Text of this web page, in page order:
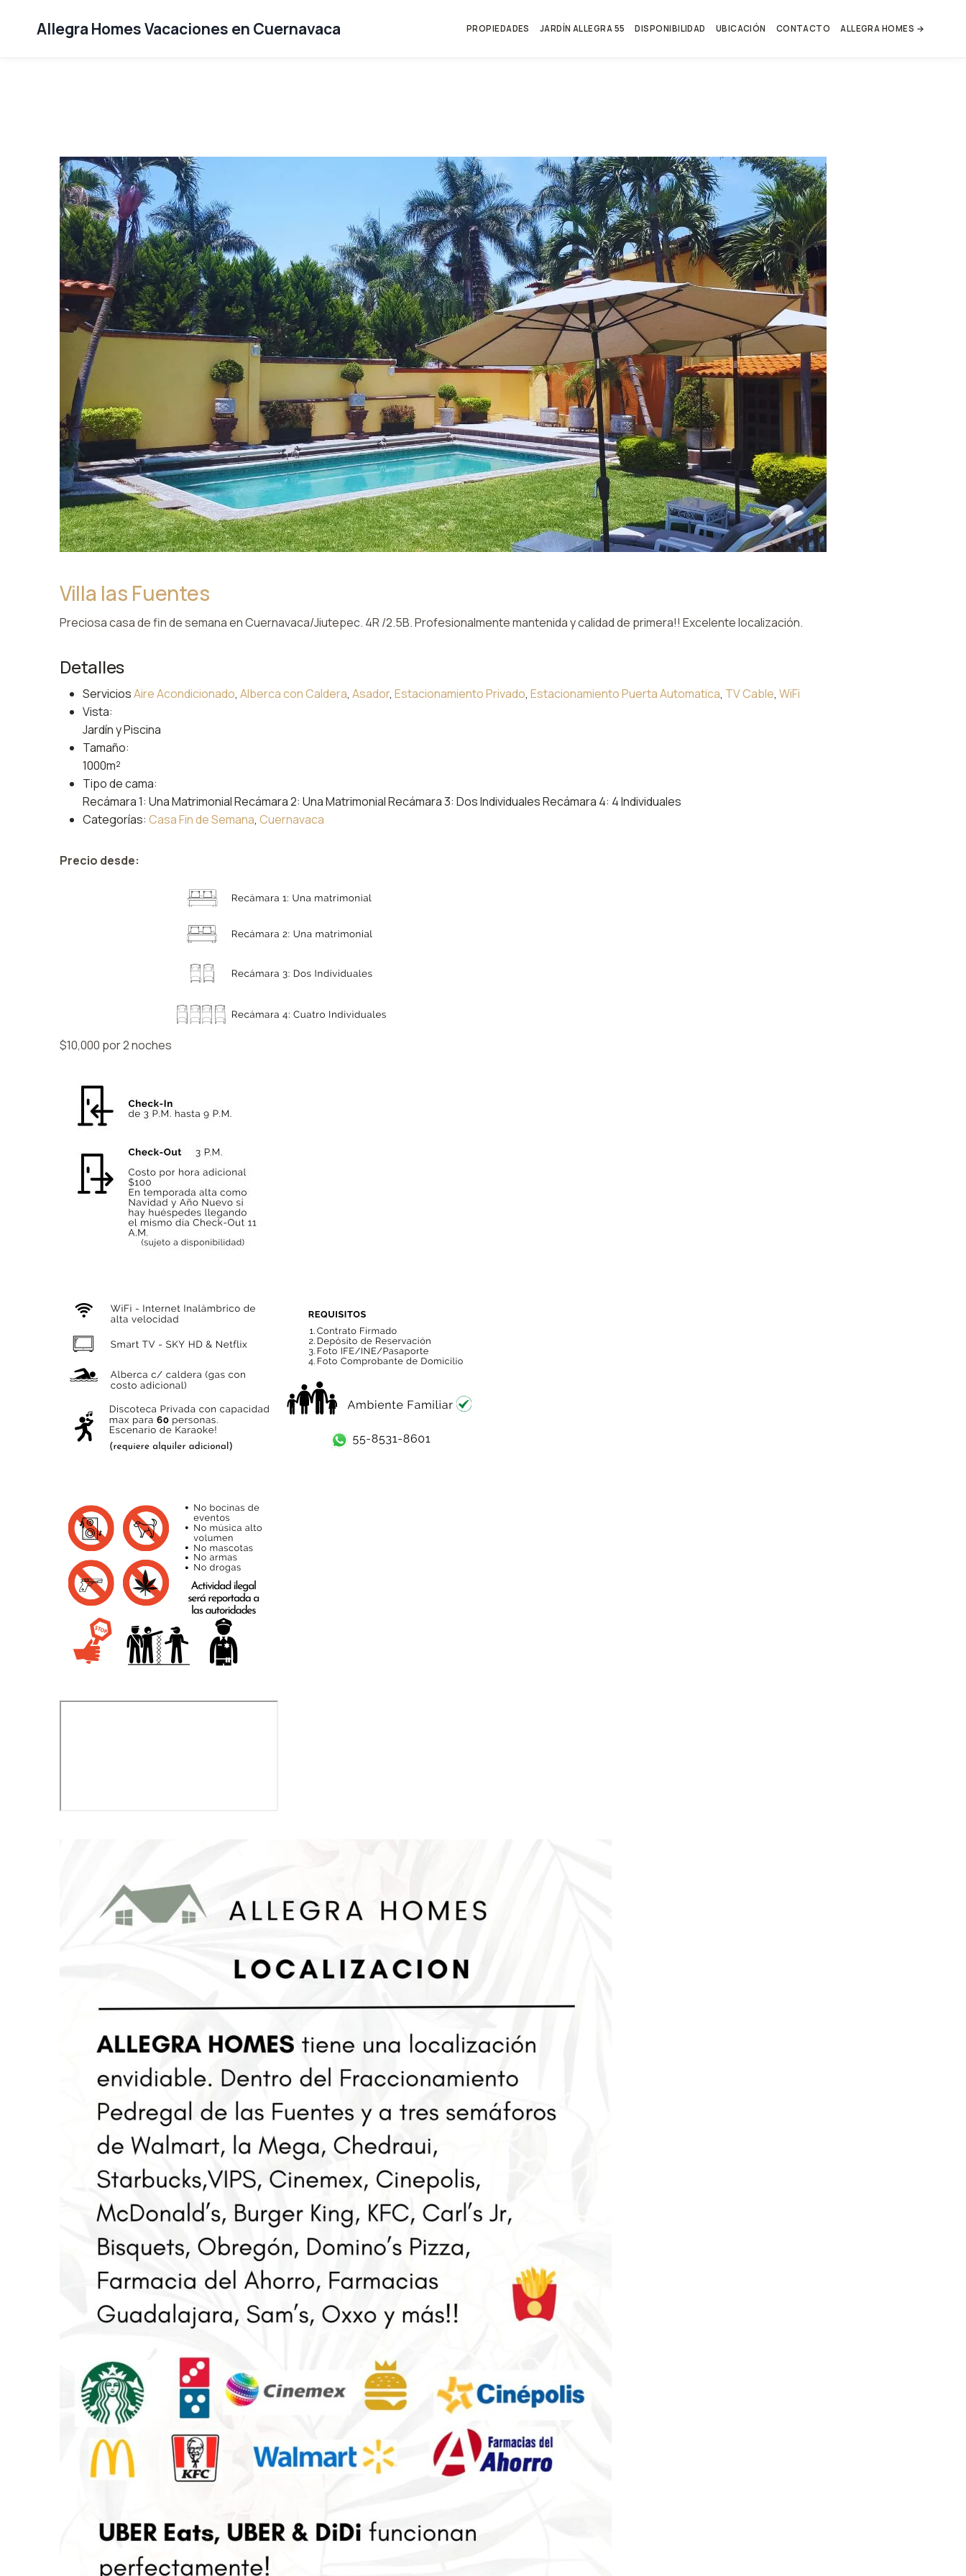
Allegra Homes Vacaciones en Cuernavaca PROPIEDADES JARDÍN ALLEGRA 55 DISPONIBILIDAD UBICACIÓN CONTACTO ALLEGRA HOMES →
Villa las Fuentes
Preciosa casa de fin de semana en Cuernavaca/Jiutepec. 4R /2.5B. Profesionalmente mantenida y calidad de primera!! Excelente localización.
Detalles
ServiciosAire Acondicionado, Alberca con Caldera, Asador, Estacionamiento Privado, Estacionamiento Puerta Automatica, TV Cable, WiFi
Vista:
Jardín y Piscina
Tamaño:
1000m²
Tipo de cama:
Recámara 1: Una Matrimonial Recámara 2: Una Matrimonial Recámara 3: Dos Individuales Recámara 4: 4 Individuales
Categorías: Casa Fin de Semana, Cuernavaca
Precio desde:
$10,000 por 2 noches